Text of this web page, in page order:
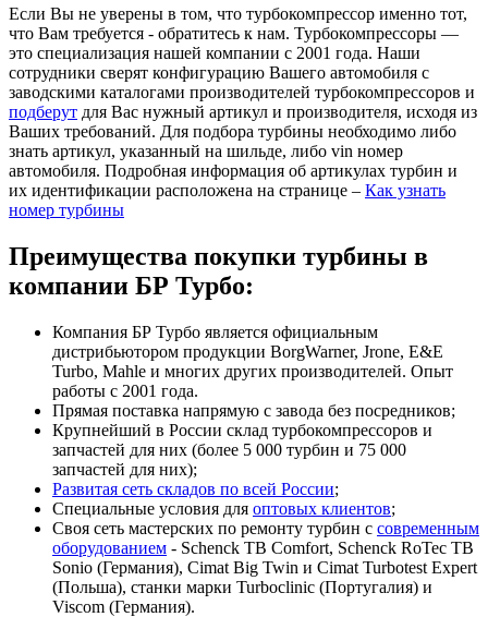
Если Вы не уверены в том, что турбокомпрессор именно тот,
что Вам требуется - обратитесь к нам. Турбокомпрессоры —
это специализация нашей компании с 2001 года. Наши
сотрудники сверят конфигурацию Вашего автомобиля с
заводскими каталогами производителей турбокомпрессоров и
подберут для Вас нужный артикул и производителя, исходя из
Ваших требований. Для подбора турбины необходимо либо
знать артикул, указанный на шильде, либо vin номер
автомобиля. Подробная информация об артикулах турбин и
их идентификации расположена на странице – Как узнать
номер турбины
Преимущества покупки турбины в
компании БР Турбо:
Компания БР Турбо является официальным
дистрибьютором продукции BorgWarner, Jrone, E&E
Turbo, Mahle и многих других производителей. Опыт
работы с 2001 года.
Прямая поставка напрямую с завода без посредников;
Крупнейший в России склад турбокомпрессоров и
запчастей для них (более 5 000 турбин и 75 000
запчастей для них);
Развитая сеть складов по всей России;
Специальные условия для оптовых клиентов;
Своя сеть мастерских по ремонту турбин с современным
оборудованием - Schenck TB Comfort, Schenck RoTec TB
Sonio (Германия), Cimat Big Twin и Cimat Turbotest Expert
(Польша), станки марки Turboclinic (Португалия) и
Viscom (Германия).